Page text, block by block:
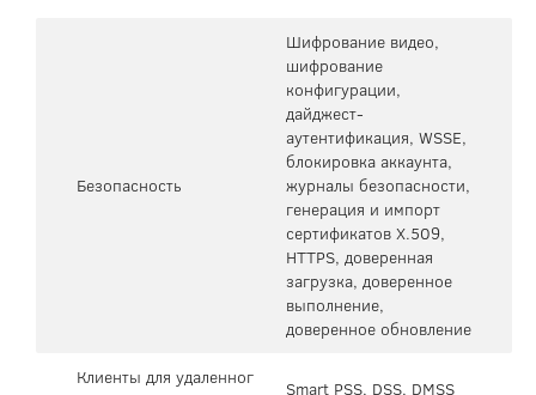
Безопасность
Шифрование видео,
шифрование
конфигурации,
дайджест-
аутентификация, WSSE,
блокировка аккаунта,
журналы безопасности,
генерация и импорт
сертификатов X.509,
HTTPS, доверенная
загрузка, доверенное
выполнение,
доверенное обновление
Клиенты для удаленног
Smart PSS, DSS, DMSS